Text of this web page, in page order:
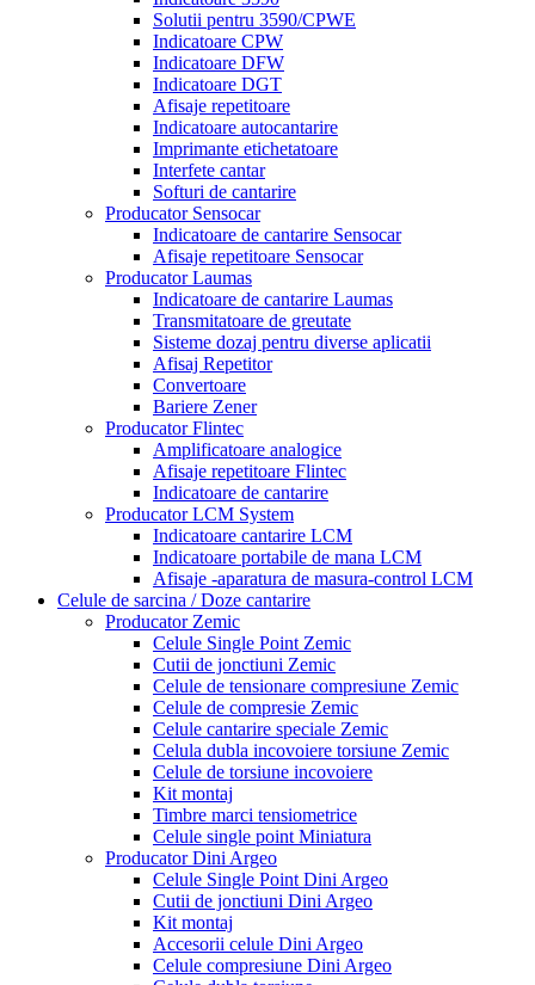
Solutii pentru 3590/CPWE
Indicatoare CPW
Indicatoare DFW
Indicatoare DGT
Afisaje repetitoare
Indicatoare autocantarire
Imprimante etichetatoare
Interfete cantar
Softuri de cantarire
Producator Sensocar
Indicatoare de cantarire Sensocar
Afisaje repetitoare Sensocar
Producator Laumas
Indicatoare de cantarire Laumas
Transmitatoare de greutate
Sisteme dozaj pentru diverse aplicatii
Afisaj Repetitor
Convertoare
Bariere Zener
Producator Flintec
Amplificatoare analogice
Afisaje repetitoare Flintec
Indicatoare de cantarire
Producator LCM System
Indicatoare cantarire LCM
Indicatoare portabile de mana LCM
Afisaje -aparatura de masura-control LCM
Celule de sarcina / Doze cantarire
Producator Zemic
Celule Single Point Zemic
Cutii de jonctiuni Zemic
Celule de tensionare compresiune Zemic
Celule de compresie Zemic
Celule cantarire speciale Zemic
Celula dubla incovoiere torsiune Zemic
Celule de torsiune incovoiere
Kit montaj
Timbre marci tensiometrice
Celule single point Miniatura
Producator Dini Argeo
Celule Single Point Dini Argeo
Cutii de jonctiuni Dini Argeo
Kit montaj
Accesorii celule Dini Argeo
Celule compresiune Dini Argeo